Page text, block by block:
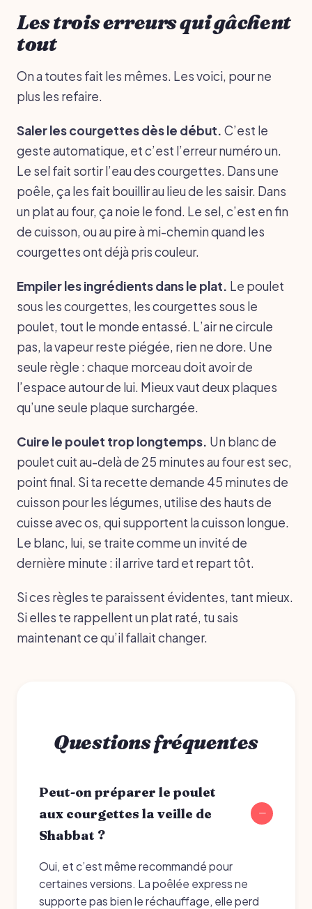
Les trois erreurs qui gâchent
tout
On a toutes fait les mêmes. Les voici, pour ne
plus les refaire.
Saler les courgettes dès le début. C’est le
geste automatique, et c’est l’erreur numéro un.
Le sel fait sortir l’eau des courgettes. Dans une
poêle, ça les fait bouillir au lieu de les saisir. Dans
un plat au four, ça noie le fond. Le sel, c’est en fin
de cuisson, ou au pire à mi-chemin quand les
courgettes ont déjà pris couleur.
Empiler les ingrédients dans le plat. Le poulet
sous les courgettes, les courgettes sous le
poulet, tout le monde entassé. L’air ne circule
pas, la vapeur reste piégée, rien ne dore. Une
seule règle : chaque morceau doit avoir de
l’espace autour de lui. Mieux vaut deux plaques
qu’une seule plaque surchargée.
Cuire le poulet trop longtemps. Un blanc de
poulet cuit au-delà de 25 minutes au four est sec,
point final. Si ta recette demande 45 minutes de
cuisson pour les légumes, utilise des hauts de
cuisse avec os, qui supportent la cuisson longue.
Le blanc, lui, se traite comme un invité de
dernière minute : il arrive tard et repart tôt.
Si ces règles te paraissent évidentes, tant mieux.
Si elles te rappellent un plat raté, tu sais
maintenant ce qu’il fallait changer.
Questions fréquentes
Peut-on préparer le poulet
aux courgettes la veille de
Shabbat ?
Oui, et c’est même recommandé pour
certaines versions. La poêlée express ne
supporte pas bien le réchauffage, elle perd